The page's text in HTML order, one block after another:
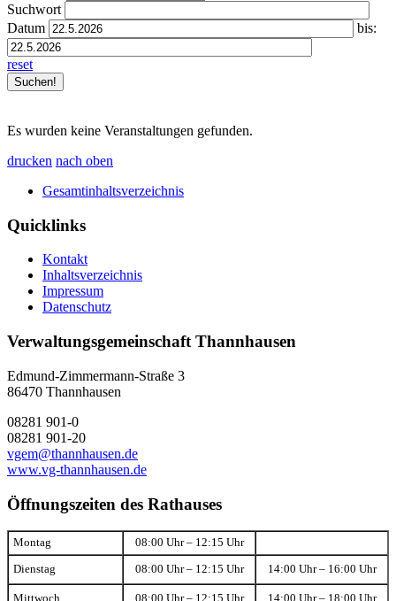
Suchwort
Datum
bis:
reset
Es wurden keine Veranstaltungen gefunden.
drucken nach oben
Gesamtinhaltsverzeichnis
Quicklinks
Kontakt
Inhaltsverzeichnis
Impressum
Datenschutz
Verwaltungsgemeinschaft Thannhausen
Edmund-Zimmermann-Straße 3
86470 Thannhausen
08281 901-0
08281 901-20
vgem@thannhausen.de
www.vg-thannhausen.de
Öffnungszeiten des Rathauses
Montag 08:00 Uhr – 12:15 Uhr
Dienstag 08:00 Uhr – 12:15 Uhr 14:00 Uhr – 16:00 Uhr